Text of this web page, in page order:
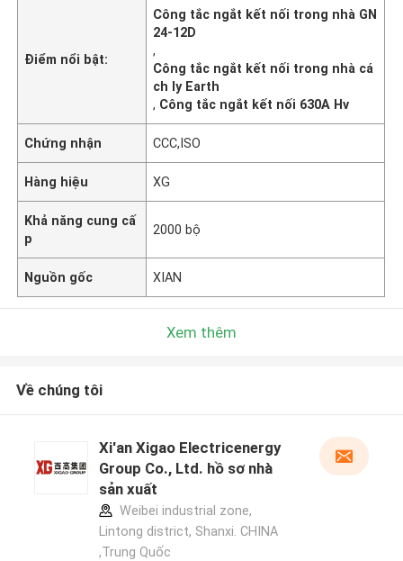
Điểm nổi bật:
Công tắc ngắt kết nối trong nhà GN
24-12D
,
Công tắc ngắt kết nối trong nhà cá
ch ly Earth
, Công tắc ngắt kết nối 630A Hv
Chứng nhận CCC,ISO
Hàng hiệu XG
Khả năng cung cấ
p
2000 bộ
Nguồn gốc XIAN
Xem thêm
Về chúng tôi
Xi'an Xigao Electricenergy
Group Co., Ltd. hồ sơ nhà
sản xuất
Weibei industrial zone,
Lintong district, Shanxi. CHINA
,Trung Quốc